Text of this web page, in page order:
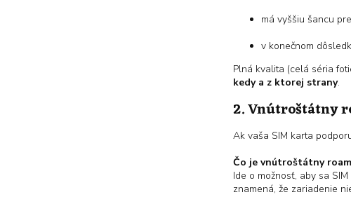
má vyššiu šancu
v konečnom
Plná kvalita (celá séria
kedy a z ktorej strany.
2. Vnútroštátny
Ak vaša SIM karta
Čo je vnútroštátny
Ide o možnosť, aby sa
znamená, že zariadenie